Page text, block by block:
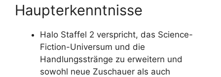
Haupterkenntnisse
Halo Staffel 2 verspricht, das Science-
Fiction-Universum und die
Handlungsstränge zu erweitern und
sowohl neue Zuschauer als auch